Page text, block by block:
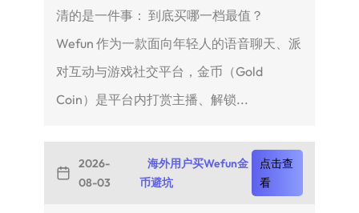
清的是一件事： 到底买哪一档最值？
Wefun 作为一款面向年轻人的语音聊天、派
对互动与游戏社交平台，金币（Gold
Coin）是平台内打赏主播、解锁...
2026-
08-03
海外用户买Wefun金
币避坑
点击查
看